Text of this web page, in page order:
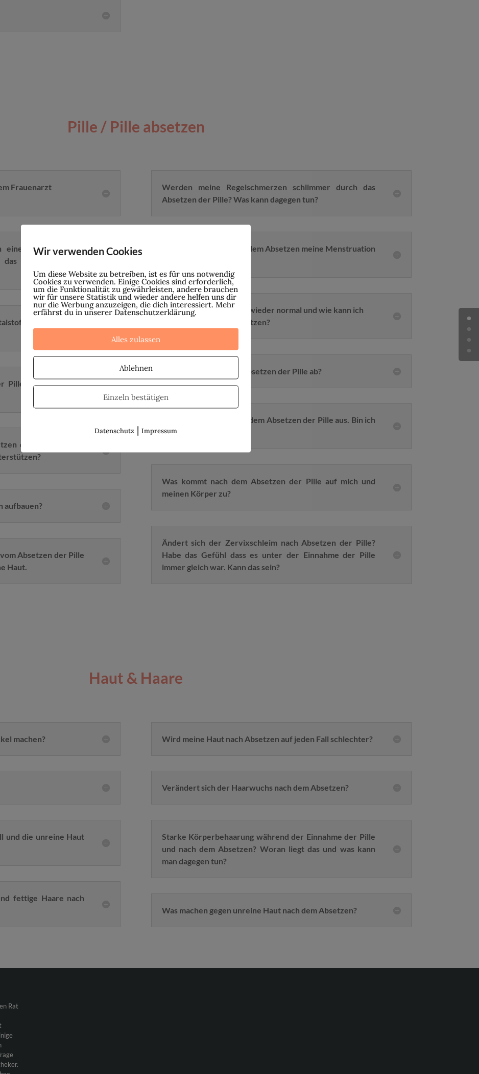
Pille / Pille absetzen
Frauenarzt
regelmäßigen
auch unabhängig
Sinn? Und
Pille ist es „normal“,
der Pille. Warum
aufbauen?
Absetzen der Pille
Haut.
Werden meine Regelschmerzen schlimmer durch das
Absetzen der Pille? Was kann dagegen tun?
Wie bekomme ich nach dem Absetzen meine Menstruation
Wann wird mein Zyklus wieder normal und wie kann ich
meinen Körper unterstützen?
Nimmt man durch das Absetzen der Pille ab?
Die Periode bleibt nach dem Absetzen der Pille aus. Bin ich
schwanger?
Was kommt nach dem Absetzen der Pille auf mich und
meinen Körper zu?
Ändert sich der Zervixschleim nach Absetzen der Pille?
Habe das Gefühl dass es unter der Einnahme der Pille
immer gleich war. Kann das sein?
Haut & Haare
machen?
und die unreine Haut
fettige Haare nach
Wird meine Haut nach Absetzen auf jeden Fall schlechter?
Verändert sich der Haarwuchs nach dem Absetzen?
Starke Körperbehaarung während der Einnahme der Pille
und nach dem Absetzen? Woran liegt das und was kann
man dagegen tun?
Was machen gegen unreine Haut nach dem Absetzen?
Rat
Wir verwenden Cookies
Um diese Website zu betreiben, ist es für uns notwendig
Cookies zu verwenden. Einige Cookies sind erforderlich,
um die Funktionalität zu gewährleisten, andere brauchen
wir für unsere Statistik und wieder andere helfen uns dir
nur die Werbung anzuzeigen, die dich interessiert. Mehr
erfährst du in unserer Datenschutzerklärung.
Alles zulassen
Ablehnen
Einzeln bestätigen
Datenschutz | Impressum